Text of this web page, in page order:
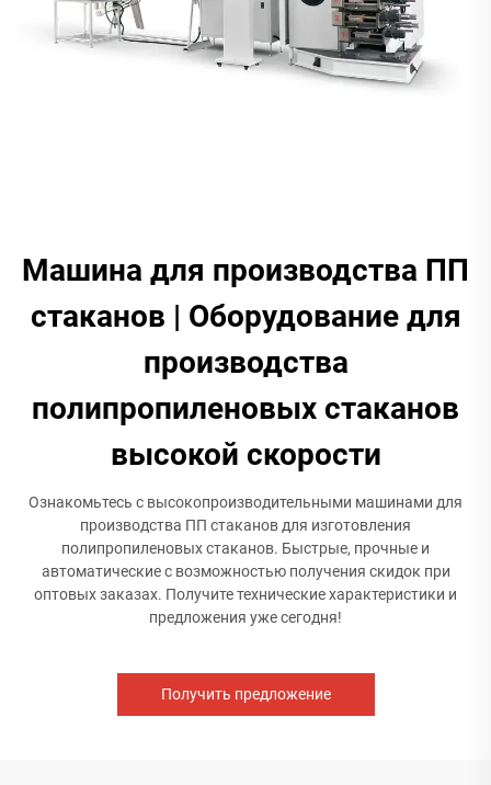
Машина для производства ПП
стаканов | Оборудование для
производства
полипропиленовых стаканов
высокой скорости
Ознакомьтесь с высокопроизводительными машинами для
производства ПП стаканов для изготовления
полипропиленовых стаканов. Быстрые, прочные и
автоматические с возможностью получения скидок при
оптовых заказах. Получите технические характеристики и
предложения уже сегодня!
Получить предложение